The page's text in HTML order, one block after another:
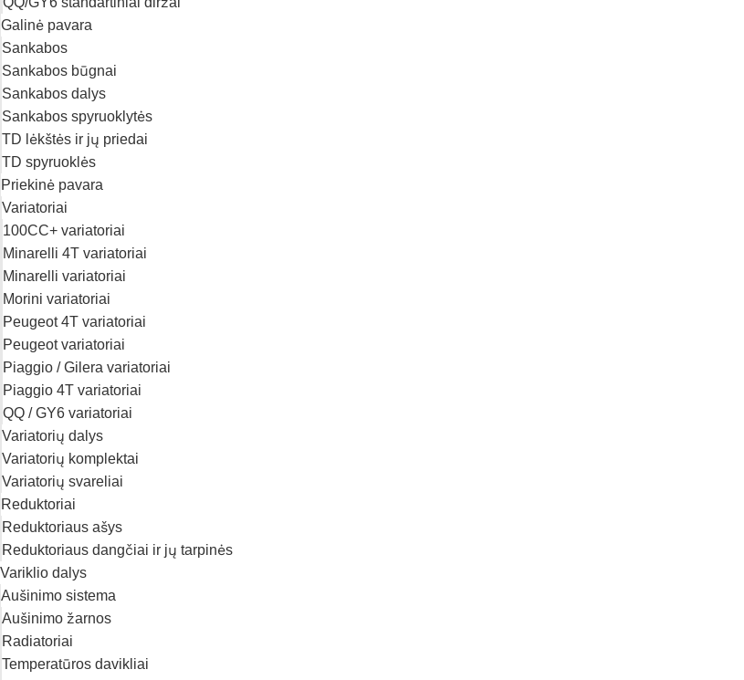
Galinė pavara
Sankabos
Sankabos būgnai
Sankabos dalys
Sankabos spyruoklytės
TD lėkštės ir jų priedai
TD spyruoklės
Priekinė pavara
Variatoriai
100CC+ variatoriai
Minarelli 4T variatoriai
Minarelli variatoriai
Morini variatoriai
Peugeot 4T variatoriai
Peugeot variatoriai
Piaggio / Gilera variatoriai
Piaggio 4T variatoriai
QQ / GY6 variatoriai
Variatorių dalys
Variatorių komplektai
Variatorių svareliai
Reduktoriai
Reduktoriaus ašys
Reduktoriaus dangčiai ir jų tarpinės
Variklio dalys
Aušinimo sistema
Aušinimo žarnos
Radiatoriai
Temperatūros davikliai